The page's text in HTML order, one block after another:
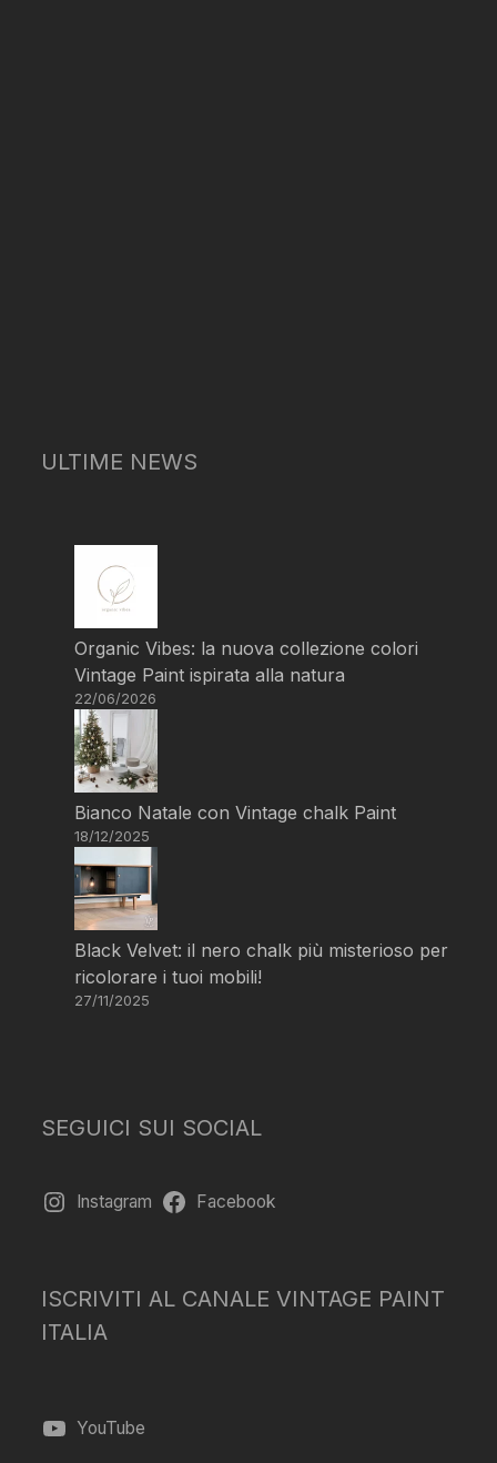
ULTIME NEWS
Organic Vibes: la nuova collezione colori
Vintage Paint ispirata alla natura
22/06/2026
Bianco Natale con Vintage chalk Paint
18/12/2025
Black Velvet: il nero chalk più misterioso per
ricolorare i tuoi mobili!
27/11/2025
SEGUICI SUI SOCIAL
Instagram Facebook
ISCRIVITI AL CANALE VINTAGE PAINT
ITALIA
YouTube